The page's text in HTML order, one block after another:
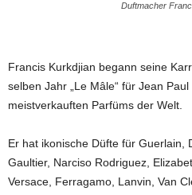
Duftmacher
Francis Kurkdjian begann seine
selben Jahr „Le Mâle“ für Jean
meistverkauften Parfüms der Welt.
Er hat ikonische Düfte für Guerlain,
Gaultier, Narciso Rodriguez,
Versace, Ferragamo, Lanvin, Van